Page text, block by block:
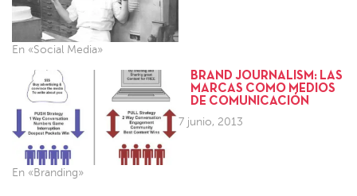
En «Social Media»
BRAND JOURNALISM: LAS
MARCAS COMO MEDIOS
DE COMUNICACIÓN
7 junio, 2013
En «Branding»